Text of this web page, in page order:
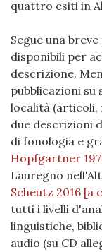
quattro esiti in
Segue una
disponibili per
descrizione.
pubblicazioni su
località (articoli,
due descrizioni
di fonologia e
Hopfgartner
Lauregno
Scheutz 2016 [a
tutti i livelli
linguistiche,
audio (su CD